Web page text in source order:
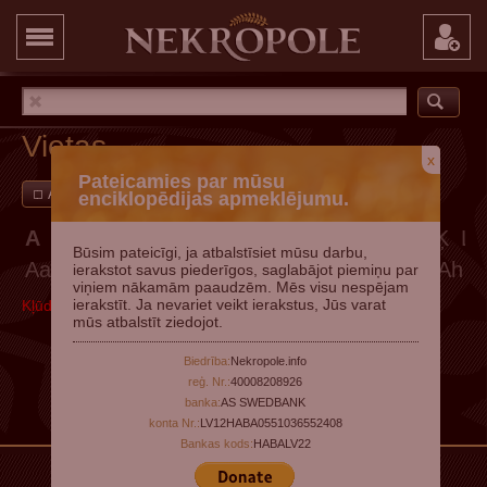
Vietas
Ar attēliem Pievienot vietu
A Ķ L
Aa
Aā Ab Ac Ač Ad Ae Aē Af Ag Aģ Ah
Kļūda, mēģiniet vēlāk
Pateicamies par mūsu
enciklopēdijas apmeklējumu.
Būsim pateicīgi, ja atbalstīsiet mūsu darbu,
ierakstot savus piederīgos, saglabājot piemiņu par
viņiem nākamām paaudzēm. Mēs visu nespējam
ierakstīt. Ja nevariet veikt ierakstus, Jūs varat
mūs atbalstīt ziedojot.
Biedrība: Nekropole.info
reģ. Nr.:40008208926
banka:AS SWEDBANK
konta Nr.: LV12HABA0551036552408
Bankas kods: HABALV22
x